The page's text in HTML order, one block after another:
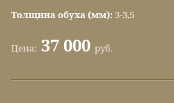
Толщина обуха (мм): 3-3,5
Цена: 37 000 руб.